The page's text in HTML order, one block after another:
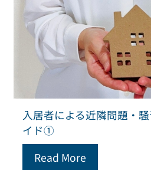
入居者による近隣問題・
イド①
Read More